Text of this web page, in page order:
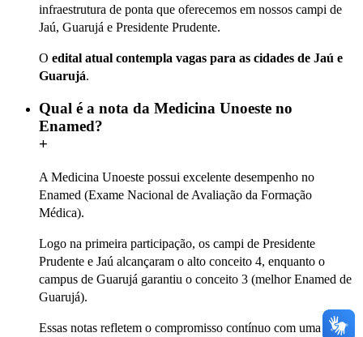
infraestrutura de ponta que oferecemos em nossos campi de
Jaú, Guarujá e Presidente Prudente.
O edital atual contempla vagas para as cidades de Jaú e
Guarujá.
Qual é a nota da Medicina Unoeste no
Enamed?
+
A Medicina Unoeste possui excelente desempenho no
Enamed (Exame Nacional de Avaliação da Formação
Médica).
Logo na primeira participação, os campi de Presidente
Prudente e Jaú alcançaram o alto conceito 4, enquanto o
campus de Guarujá garantiu o conceito 3 (melhor Enamed de
Guarujá).
Essas notas refletem o compromisso contínuo com uma